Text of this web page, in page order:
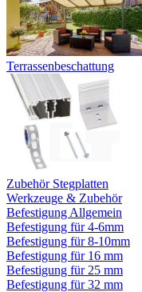
Terrassenbeschattung
Zubehör Stegplatten
Werkzeuge & Zubehör
Befestigung Allgemein
Befestigung für 4-6mm
Befestigung für 8-10mm
Befestigung für 16 mm
Befestigung für 25 mm
Befestigung für 32 mm